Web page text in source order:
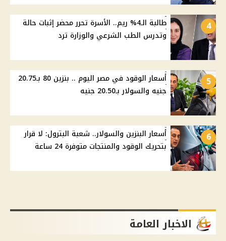
4
طالبة الـ4% ريم.. الأسرة تحرر محضر إثبات حالة
وتدرس الطب الشرعي والوزارة ترد
5
أسعار الوقود في مصر اليوم .. بنزين 80 بـ20.75
جنيه والسولار بـ20.50 جنيه
6
أسعار البنزين والسولار.. شعبة البترول: لا قرار
بتحريك الوقود والمنتجات متوفرة 24 ساعة
الاخبار العامة